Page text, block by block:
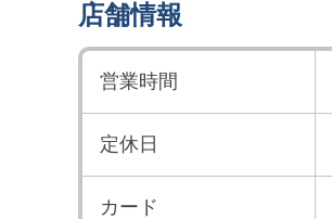
店舗情報
営業時間
定休日
カード